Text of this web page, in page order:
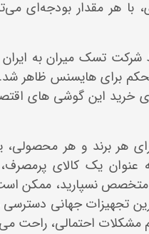
با هر مقدار بودجه‌ای
شرکت تسک میران به ایران
برای هایسنس ظاهر
خرید این گوشی های
هر برند و هر محصولی،
یک کالای
متخصص نسپارید، ممکن
جهانی دسترسی
مشکلات احتمالی، راحت